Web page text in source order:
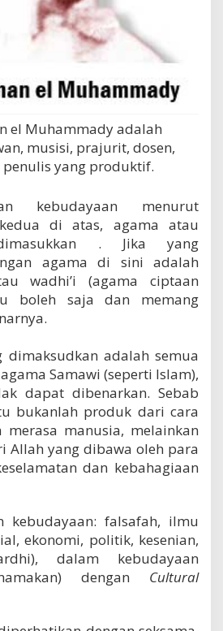
el Muhammady adalah
musisi, prajurit, dosen,
yang produktif.
kebudayaan menurut
di atas, agama atau
. Jika yang
agama di sini adalah
wadhi’i (agama ciptaan
boleh saja dan memang
dimaksudkan adalah semua
Samawi (seperti Islam),
dapat dibenarkan. Sebab
bukanlah produk dari cara
manusia, melainkan
Allah yang dibawa oleh para
dan kebahagiaan
kebudayaan: falsafah, ilmu
ekonomi, politik, kesenian,
dalam kebudayaan
dengan Cultural